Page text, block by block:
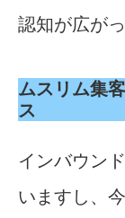
認知が広が
ムスリム集
ス
インバウン
いますし、